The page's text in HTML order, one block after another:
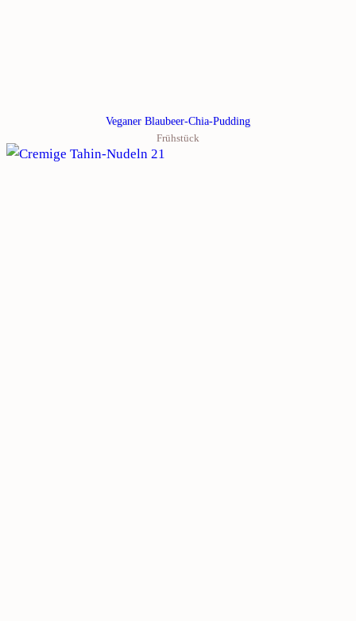
Veganer Blaubeer-Chia-Pudding
Frühstück